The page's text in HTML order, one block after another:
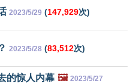
2023/5/29 (147,929次)
2023/5/28 (83,512次)
的惊人内幕 🖼️ 2023/5/27